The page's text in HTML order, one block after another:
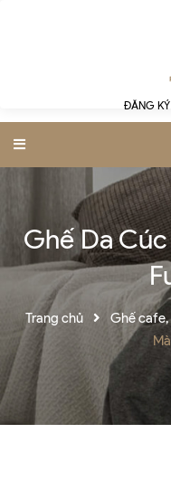
ĐĂNG KÝ
Ghế Da
Trang chủ Ghế